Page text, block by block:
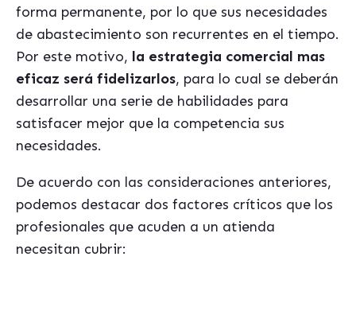
forma permanente, por lo que sus necesidades
de abastecimiento son recurrentes en el tiempo.
Por este motivo, la estrategia comercial mas
eficaz será fidelizarlos, para lo cual se deberán
desarrollar una serie de habilidades para
satisfacer mejor que la competencia sus
necesidades.
De acuerdo con las consideraciones anteriores,
podemos destacar dos factores críticos que los
profesionales que acuden a un atienda
necesitan cubrir: